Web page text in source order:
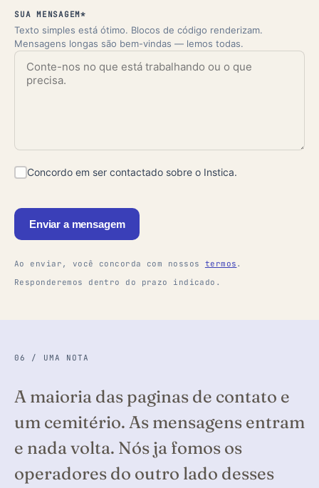
SUA MENSAGEM*
Texto simples está ótimo. Blocos de código renderizam.
Mensagens longas são bem-vindas — lemos todas.
Concordo em ser contactado sobre o Instica.
Enviar a mensagem
Ao enviar, você concorda com nossos termos .
Responderemos dentro do prazo indicado.
06 / UMA NOTA
A maioria das paginas de contato e
um cemitério. As mensagens entram
e nada volta. Nós ja fomos os
operadores do outro lado desses